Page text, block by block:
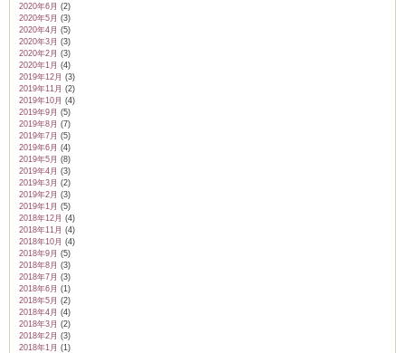
2020年6月 (2)
2020年5月 (3)
2020年4月 (5)
2020年3月 (3)
2020年2月 (3)
2020年1月 (4)
2019年12月 (3)
2019年11月 (2)
2019年10月 (4)
2019年9月 (5)
2019年8月 (7)
2019年7月 (5)
2019年6月 (4)
2019年5月 (8)
2019年4月 (3)
2019年3月 (2)
2019年2月 (3)
2019年1月 (5)
2018年12月 (4)
2018年11月 (4)
2018年10月 (4)
2018年9月 (5)
2018年8月 (3)
2018年7月 (3)
2018年6月 (1)
2018年5月 (2)
2018年4月 (4)
2018年3月 (2)
2018年2月 (3)
2018年1月 (1)